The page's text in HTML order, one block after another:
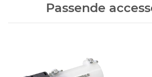
Passende